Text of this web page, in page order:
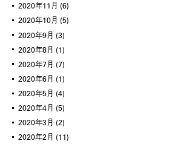
2020年11月 (6)
2020年10月 (5)
2020年9月 (3)
2020年8月 (1)
2020年7月 (7)
2020年6月 (1)
2020年5月 (4)
2020年4月 (5)
2020年3月 (2)
2020年2月 (11)